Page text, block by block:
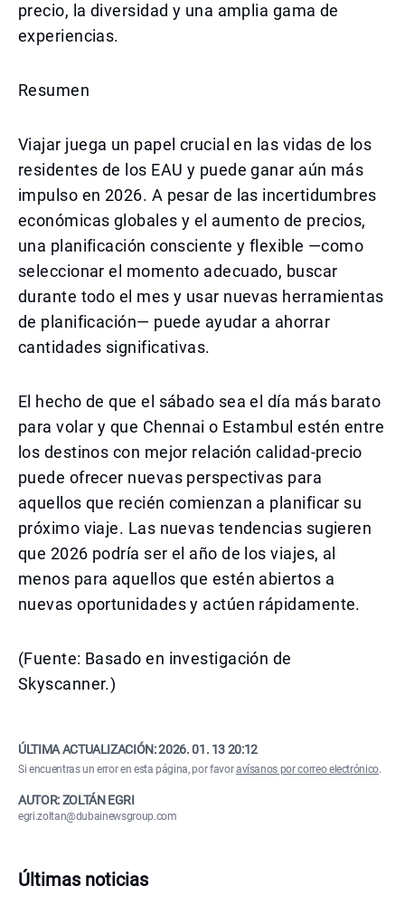
precio, la diversidad y una amplia gama de
experiencias.
Resumen
Viajar juega un papel crucial en las vidas de los
residentes de los EAU y puede ganar aún más
impulso en 2026. A pesar de las incertidumbres
económicas globales y el aumento de precios,
una planificación consciente y flexible —como
seleccionar el momento adecuado, buscar
durante todo el mes y usar nuevas herramientas
de planificación— puede ayudar a ahorrar
cantidades significativas.
El hecho de que el sábado sea el día más barato
para volar y que Chennai o Estambul estén entre
los destinos con mejor relación calidad-precio
puede ofrecer nuevas perspectivas para
aquellos que recién comienzan a planificar su
próximo viaje. Las nuevas tendencias sugieren
que 2026 podría ser el año de los viajes, al
menos para aquellos que estén abiertos a
nuevas oportunidades y actúen rápidamente.
(Fuente: Basado en investigación de
Skyscanner.)
ÚLTIMA ACTUALIZACIÓN:2026. 01. 13 20:12
Si encuentras un error en esta página, por favoravísanos por correo electrónico.
AUTOR: ZOLTÁN EGRI
egri.zoltan@dubainewsgroup.com
Últimas noticias